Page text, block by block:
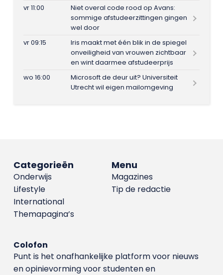
vr 11:00
Niet overal code rood op Avans:
sommige afstudeerzittingen gingen
wel door
vr 09:15
Iris maakt met één blik in de spiegel
onveiligheid van vrouwen zichtbaar
en wint daarmee afstudeerprijs
wo 16:00
Microsoft de deur uit? Universiteit
Utrecht wil eigen mailomgeving
Menu
Magazines
Tip de redactie
Categorieën
Onderwijs
Lifestyle
International
Themapagina’s
Colofon
Punt is het onafhankelijke platform voor nieuws
en opinievorming voor studenten en